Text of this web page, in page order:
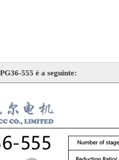
555 é a seguinte: